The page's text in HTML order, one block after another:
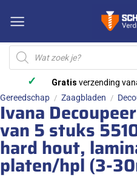
naar
inhoud
Producten
zoeken
✓ Gratis verzending
Gereedschap / Zaagbladen /
Ivana
van 5 stuks
hard hout,
platen/hpl (3-